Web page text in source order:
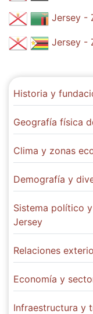
Jersey -
Jersey -
Historia y
Geografía física
Clima y zonas
Demografía y
Sistema político
Jersey
Relaciones
Economía y
Infraestructura y